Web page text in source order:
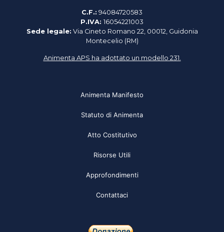
C.F.: 94084720583
P.IVA: 16054221003
Sede legale: Via Cineto Romano 22, 00012, Guidonia
Montecelio (RM)
Animenta APS ha adottato un modello 231.
Animenta Manifesto
Statuto di Animenta
Atto Costitutivo
Risorse Utili
Approfondimenti
Contattaci